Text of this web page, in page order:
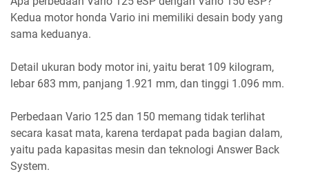
Kedua motor honda Vario ini memiliki desain body yang
sama keduanya.
Detail ukuran body motor ini, yaitu berat 109 kilogram,
lebar 683 mm, panjang 1.921 mm, dan tinggi 1.096 mm.
Perbedaan Vario 125 dan 150 memang tidak terlihat
secara kasat mata, karena terdapat pada bagian dalam,
yaitu pada kapasitas mesin dan teknologi Answer Back
System.